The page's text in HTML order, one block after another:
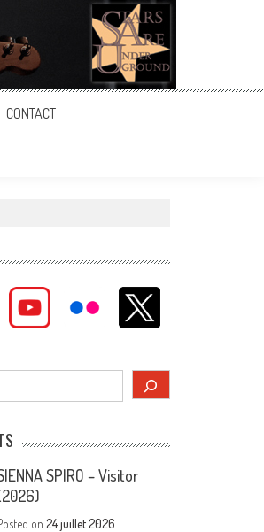
CONTACT
SPIRO – Visitor
on24 juillet 2026